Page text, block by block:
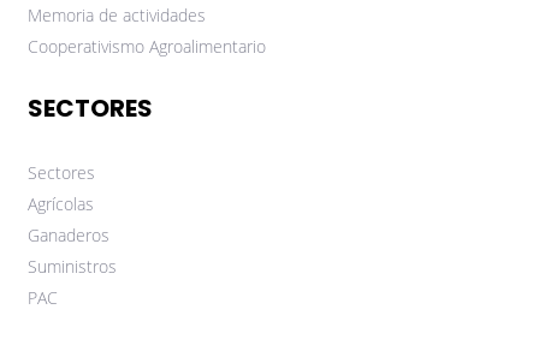
Memoria de actividades
Cooperativismo Agroalimentario
SECTORES
Sectores
Agrícolas
Ganaderos
Suministros
PAC